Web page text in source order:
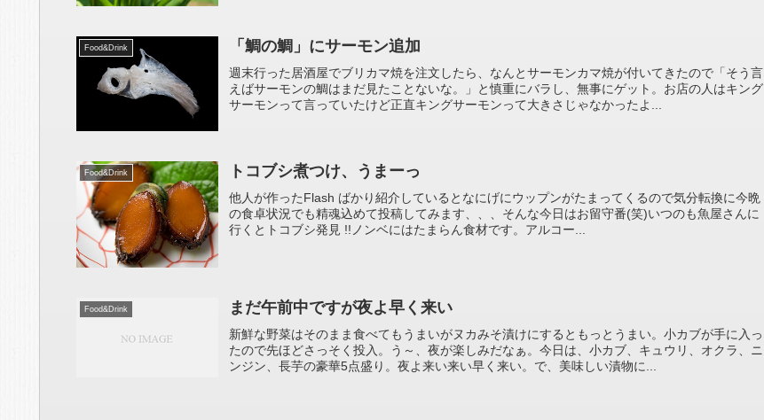
Food&Drink 「鯛の鯛」にサーモン追加
週末行った居酒屋でブリカマ焼を注文したら、なんとサーモンカマ焼が付いてきたので「そう言
えばサーモンの鯛はまだ見たことないな。」と慎重にバラし、無事にゲット。お店の人はキング
サーモンって言っていたけど正直キングサーモンって大きさじゃなかったよ...
Food&Drink トコブシ煮つけ、うまーっ
他人が作ったFlash ばかり紹介しているとなにげにウップンがたまってくるので気分転換に今晩
の食卓状況でも精魂込めて投稿してみます、、、そんな今日はお留守番(笑)いつのも魚屋さんに
行くとトコブシ発見 !!ノンベにはたまらん食材です。アルコー...
Food&Drink まだ午前中ですが夜よ早く来い
新鮮な野菜はそのまま食べてもうまいがヌカみそ漬けにするともっとうまい。小カブが手に入っ
たので先ほどさっそく投入。う～、夜が楽しみだなぁ。今日は、小カブ、キュウリ、オクラ、ニ
ンジン、長芋の豪華5点盛り。夜よ来い来い早く来い。で、美味しい漬物に...